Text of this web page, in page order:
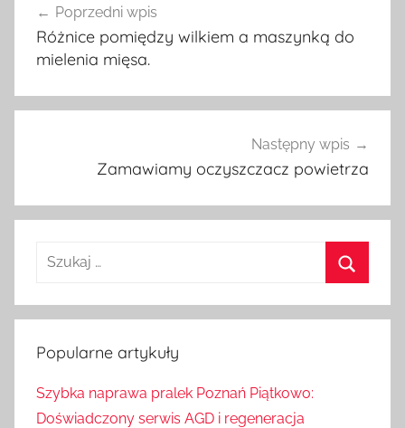
Nawigacja
wpisu
Poprzedni wpis
Różnice pomiędzy wilkiem a maszynką do
mielenia mięsa.
Następny wpis
Zamawiamy oczyszczacz powietrza
u
a
z
Popularne artykuły
Szybka naprawa pralek Poznań Piątkowo:
Doświadczony serwis AGD i regeneracja